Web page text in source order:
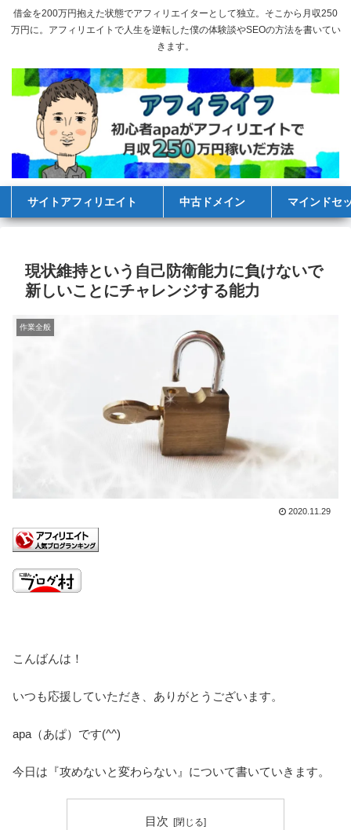
借金を200万円抱えた状態でアフィリエイターとして独立。そこから月収250
万円に。アフィリエイトで人生を逆転した僕の体験談やSEOの方法を書いてい
きます。
サイトアフィリエイト 中古ドメイン マインドセ
現状維持という自己防衛能力に負けないで
新しいことにチャレンジする能力
作業全般
2020.11.29
こんばんは！
いつも応援していただき、ありがとうございます。
apa（あぱ）です(^^)
今日は『攻めないと変わらない』について書いていきます。
目次